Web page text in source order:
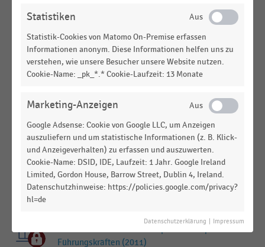
In HR-Bereichen genutzte digitale Programme im
DEUTSCHSPRACHIGER EINZELHANDEL
Hauptverantwortung für die Durchführung von
Work-Transformation-Initiativen in
Personal im Handel: HR-Themen zu Beginn der
Corona-Pandemie (2020)
DEUTSCHSPRACHIGER EINZELHANDEL|STATISTIK
Personal im Handel: Ausblick auf die wichtigsten
HR-Themen der kommenden Jahre (2021/22)
DEUTSCHSPRACHIGER EINZELHANDEL | STATISTIK
Führungskräften (2011)
Statistiken
Statistik-Cookies von Matomo On-Premise erfassen
Informationen anonym. Diese Informationen helfen uns zu
verstehen, wie unsere Besucher unsere Website nutzen.
Cookie-Name: _pk_*.* Cookie-Laufzeit: 13 Monate
Marketing-Anzeigen
Google Adsense: Cookie von Google LLC, um Anzeigen
auszuliefern und um statistische Informationen (z. B. Klick-
und Anzeigeverhalten) zu erfassen und auszuwerten.
Cookie-Name: DSID, IDE, Laufzeit: 1 Jahr. Google Ireland
Limited, Gordon House, Barrow Street, Dublin 4, Ireland.
Datenschutzhinweise: https://policies.google.com/privacy?
hl=de
Datenschutzerklärung Impressum